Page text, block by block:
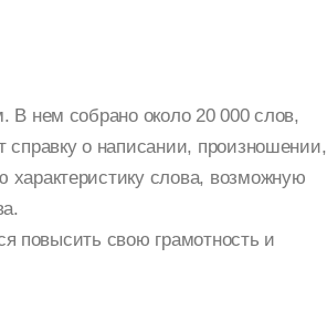
нем собрано около 20 000 слов,
справку о написании, произношении,
слова, возможную
повысить свою грамотность и